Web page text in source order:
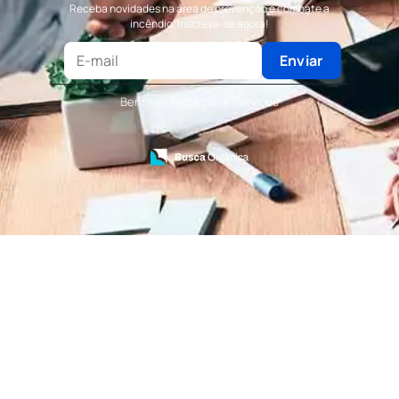
Terceirização de Portaria
Terceirização de Recepção
Terceirização de Recepcionista
Terceirização de Serviços de Recepcionistas
Treinamento de Bombeiro Civil
Treinamento de Bombeiros
Treinamento de Brigada
Treinamento de Brigada de Emergência
Treinamento de Brigada de Incêndio
Treinamento de Brigada de Incêndio Valor
Treinamento de Brigadista de Incêndio
Treinamento de Combate a Incêndio NR 23
Receba novidades na área de prevenção e combate a
incêndio. Inscreva-se agora!
Enviar
Benfire - Proteção e Serviços